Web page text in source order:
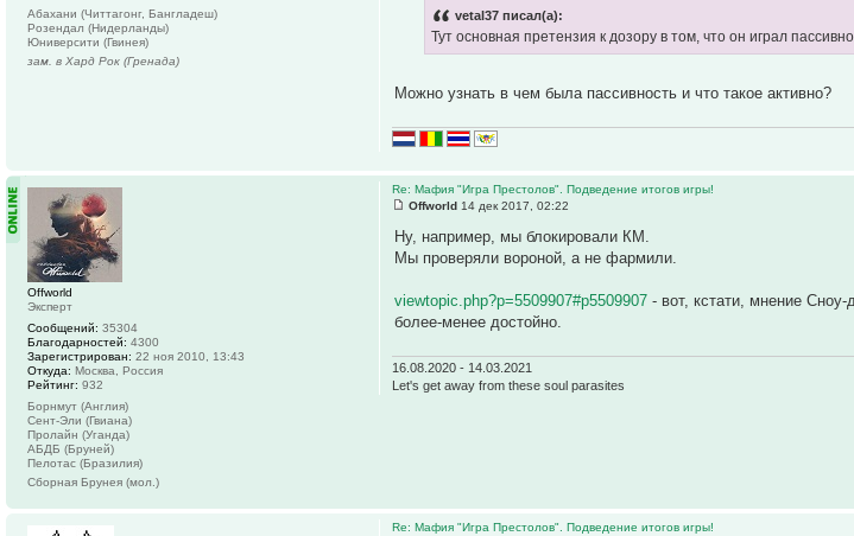
vetal37 писал(а):
Тут основная претензия к дозору в том, что он играл
Можно узнать в чем была пассивность и что такое активно?
Абахани (Читтагонг, Бангладеш)
Розендал (Нидерланды)
Юниверсити (Гвинея)
зам. в Хард Рок (Гренада)
Re: Мафия "Игра Престолов". Подведение итогов игры!
Offworld 14 дек 2017, 02:22
Ну, например, мы блокировали КМ.
Мы проверяли вороной, а не фармили.
viewtopic.php?p=5509907#p5509907 - вот, кстати, мнение
более-менее достойно.
16.08.2020 - 14.03.2021
Let's get away from these soul parasites
Offworld
Эксперт
Сообщений: 35304
Благодарностей: 4300
Зарегистрирован: 22 ноя 2010, 13:43
Откуда: Москва, Россия
Рейтинг: 932
Борнмут (Англия)
Сент-Эли (Гвиана)
Пролайн (Уганда)
АБДБ (Бруней)
Пелотас (Бразилия)
Сборная Брунея (мол.)
Re: Мафия "Игра Престолов". Подведение итогов игры!